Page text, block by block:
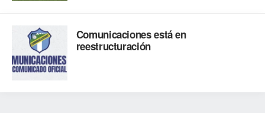
Comunicaciones está en
reestructuración